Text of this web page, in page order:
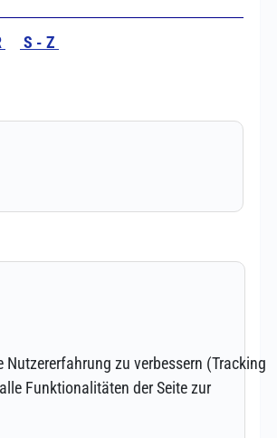
zu verbessern (Tracking
Funktionalitäten der Seite zur